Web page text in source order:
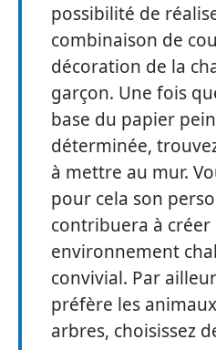
possibilité de
combinaison de
décoration de la
garçon. Une fois
base du papier
déterminée,
à mettre au mur.
pour cela son
contribuera à
environnement
convivial. Par
préfère les
arbres, choisissez